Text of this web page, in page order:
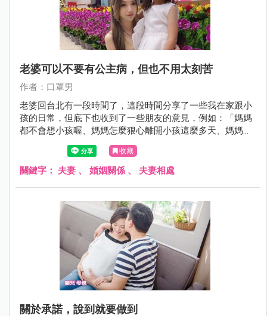
老婆可以不要有公主病，但也不用太刻苦
作者：口罩男
老婆回台北有一段時間了，這段時間分享了一些我在家跟小
孩的日常，但底下也收到了一些朋友的意見，例如：「媽媽
都不會想小孩喔、媽媽怎麼狠心離開小孩這麼多天、媽媽玩
太久了吧、爸爸也太辛苦了，要工作又要照顧小孩? 」
收藏
關鍵字： 夫妻 、 婚姻關係 、 夫妻相處
關於承諾，說到就要做到